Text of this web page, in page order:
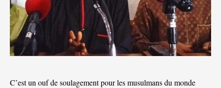
C’est un ouf de soulagement pour les musulmans du monde